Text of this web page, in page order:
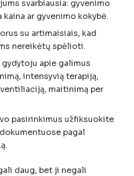
svarbiausia: gyvenimo
ar gyvenimo kokybė.
su artimaisiais, kad
nereikėtų spėlioti.
apie galimus
intensyvią terapiją,
maitinimą per
pasirinkimus užfiksuokite
pagal
daug, bet ji negali